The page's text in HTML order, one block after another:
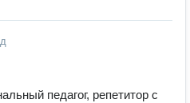
педагог, репетитор с